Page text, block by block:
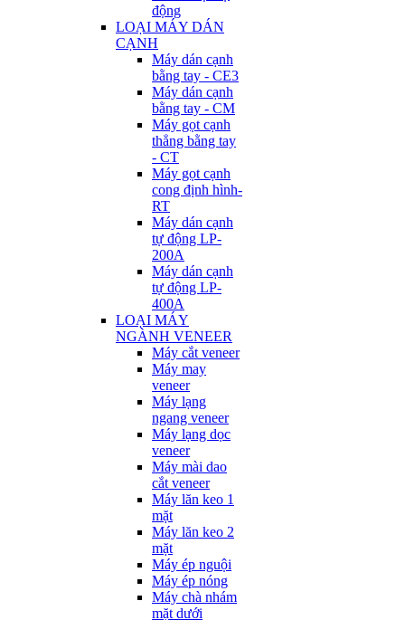
động
LOẠI MÁY DÁN
CẠNH
Máy dán cạnh
bằng tay - CE3
Máy dán cạnh
bằng tay - CM
Máy gọt cạnh
thẳng bằng tay
- CT
Máy gọt cạnh
cong định hình-
RT
Máy dán cạnh
tự động LP-
200A
Máy dán cạnh
tự động LP-
400A
LOẠI MÁY
NGÀNH VENEER
Máy cắt veneer
Máy may
veneer
Máy lạng
ngang veneer
Máy lạng dọc
veneer
Máy mài dao
cắt veneer
Máy lăn keo 1
mặt
Máy lăn keo 2
mặt
Máy ép nguội
Máy ép nóng
Máy chà nhám
mặt dưới